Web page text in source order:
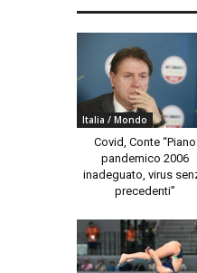
Italia / Mondo
Covid, Conte “Piano
pandemico 2006
inadeguato, virus
precedenti”